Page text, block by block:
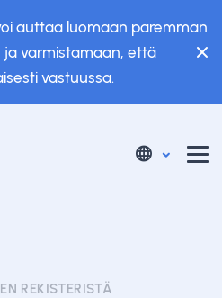
auttaa luomaan paremman
varmistamaan, että
vastuussa.
REKISTERISTÄ